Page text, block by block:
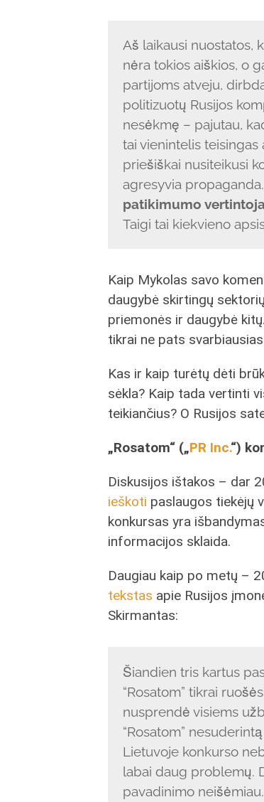
Aš laikausi nuostatos,
nėra tokios aiškios, o
partijoms atveju,
politizuotų Rusijos
nesėkmę – pajutau,
tai vienintelis teisingas
priešiškai nusiteikusi
agresyvia
patikimumo
Taigi tai kiekvieno
Kaip Mykolas savo
daugybė skirtingų
priemonės ir daugybė
tikrai ne pats
Kas ir kaip turėtų dėti
sėkla? Kaip tada vertinti
teikiančius? O Rusijos
„Rosatom“ („PR Inc.“)
Diskusijos ištakos – dar
ieškoti paslaugos tiekėjų
konkursas yra
informacijos sklaida.
Daugiau kaip po metų –
tekstas apie Rusijos
Skirmantas:
Šiandien tris kartus
“Rosatom” tikrai
nusprendė visiems
“Rosatom”
Lietuvoje konkurso
labai daug problemų.
pavadinimo